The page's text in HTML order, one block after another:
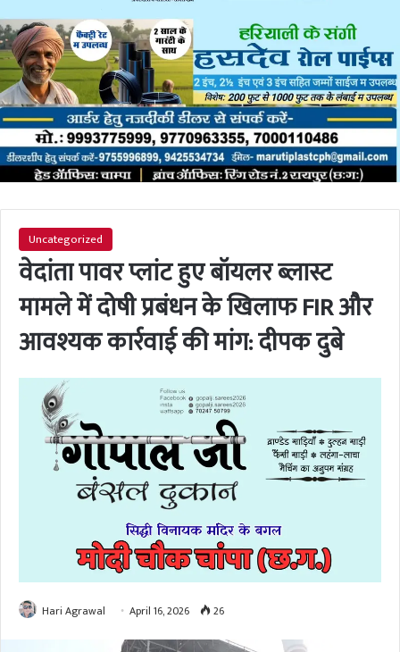
Uncategorized
वेदांता पावर प्लांट हुए बॉयलर ब्लास्ट
मामले में दोषी प्रबंधन के खिलाफ FIR और
आवश्यक कार्रवाई की मांग: दीपक दुबे
Hari Agrawal April 16, 2026 26